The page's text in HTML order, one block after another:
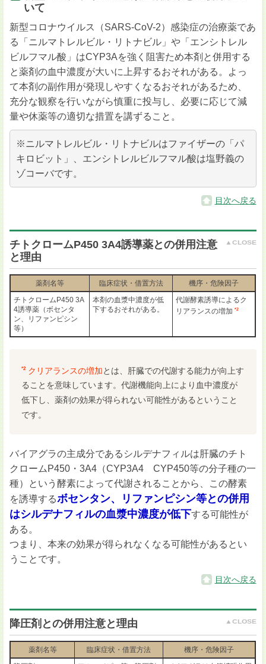
いて
新型コロナウイルス（SARS-CoV-2）感染症の治療薬であ
る「ニルマトレルビル・リトナビル」や「エンシトレル
ビルフマル酸」はCYP3Aを強く阻害ため本剤と併用する
と薬剤の血中濃度が大いに上昇するおそれがある。よっ
て本剤の副作用が発現しやすくなるおそれがあるため、
充分な観察を行いながら慎重に投与し、必要に応じて減
量や休薬等の適切な措置を講ずること。
※ニルマトレルビル・リトナビルはファイザーの「パ
キロビット」、エンシトレルビルフマル酸は塩野義の
ゾコーバです。
目次へ戻る
チトクロームP450 3A4誘導薬との併用注意
と理由
薬剤名等 臨床症状・借置方法
機序・危険因子
チトクロームP450 3A
4誘導薬（ボセンタ
ン、リファンピシン
等）
本剤の血漿中濃度が低
下するおそれがある。
代謝酵素誘導によるク
リアランスの増加*2
*2クリアランスの増加 とは、肝臓での代謝する能力が向上す
ることを意味しています。代謝機能向上により血中濃度が
低下し、薬剤の効果が得られない可能性があるということ
です。
バイアグラの主成分であるシルデナフィルは肝臓のチト
クロームP450・3A4（CYP3A4 CYP450等の分子種の一
種）という酵素によって代謝されることから、この酵素
を誘導するボセンタン、リファンピシン等との併用
はシルデナフィルの血漿中濃度が低下する可能性が
ある。
つまり、本来の効果が得られなくなる可能性があるとい
うことです。
目次へ戻る
降圧剤との併用注意と理由
薬剤名等 臨床症状・借置方法
機序・危険因子